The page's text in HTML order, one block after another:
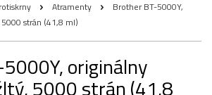
Atramenty
Brother BT-5000Y,
strán (41,8 ml)
originálny
5000 strán (41,8